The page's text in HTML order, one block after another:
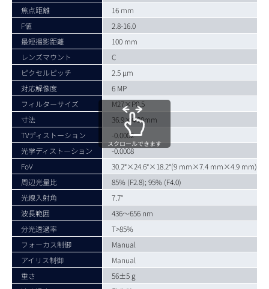
焦点距離
16 mm
F値
2.8-16.0
最短撮影距離
100 mm
レンズマウント
C
ピクセルピッチ
2.5 µm
対応解像度
6 MP
フィルターサイズ
M27×P0.5
寸法
36.9×Ф30mm
TVディストーション
-0.0002
光学ディストーション
-0.0008
FoV
30.2°×24.6°×18.2°(9 mm×7.4 mm×4.9 mm)
周辺光量比
85% (F2.8); 95% (F4.0)
光線入射角
7.7°
波長範囲
436～656 nm
分光透過率
T>85%
フォーカス制御
Manual
アイリス制御
Manual
重さ
56±5 g
スクロールできます